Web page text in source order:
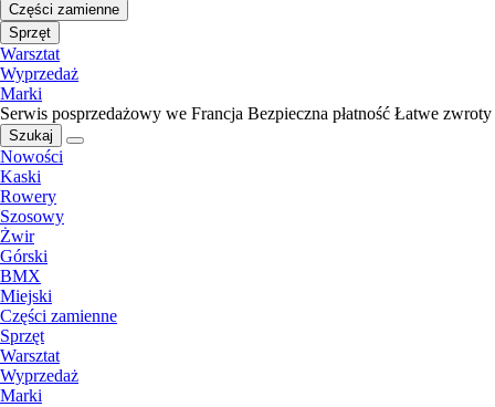
Części zamienne
Sprzęt
Warsztat
Wyprzedaż
Marki
Serwis posprzedażowy we Francja Bezpieczna płatność Łatwe zwroty
Szukaj
Nowości
Kaski
Rowery
Szosowy
Żwir
Górski
BMX
Miejski
Części zamienne
Sprzęt
Warsztat
Wyprzedaż
Marki